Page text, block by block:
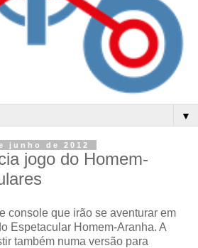
▼
junho de 2012
jogo do Homem-
console que irão se aventurar em
Espetacular Homem-Aranha. A
também numa versão para